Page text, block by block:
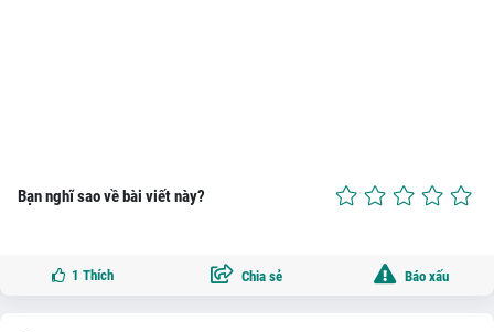
Bạn nghĩ sao về bài viết này?
1 Thích Chia sẻ Báo xấu